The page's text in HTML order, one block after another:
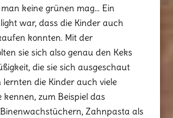
keine grünen mag… Ein
war, dass die Kinder auch
konnten. Mit der
sie sich also genau den Keks
die sie sich ausgeschaut
die Kinder auch viele
zum Beispiel das
Zahnpasta als